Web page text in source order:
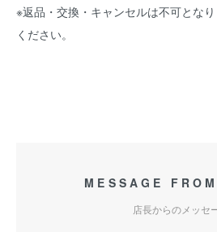
※返品・交換・キャンセルは不可とな
ください。
MESSAGE
店長からのメッセ